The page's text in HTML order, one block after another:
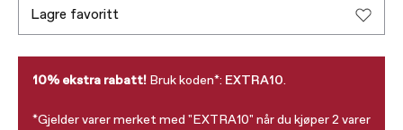
lagre favoritt
10% ekstra rabatt! Bruk koden*: EXTRA10.
*Gjelder varer merket med "EXTRA10" når du kjøper 2 varer